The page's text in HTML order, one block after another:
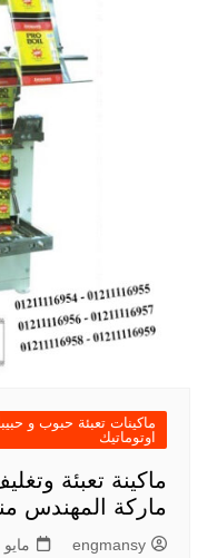
ماكينات تعبئة حبوب و
اوتوماتيك
ماركة المهندس
engmansy مايو 17, 2023